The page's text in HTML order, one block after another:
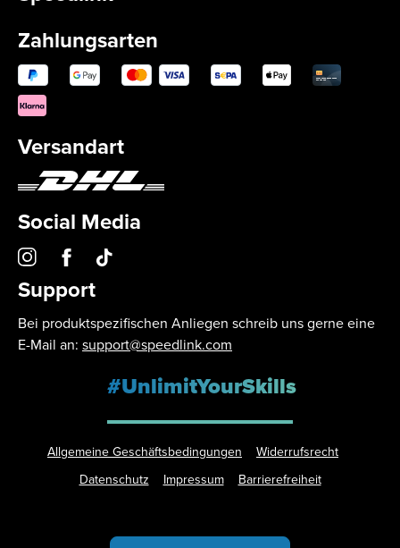
Zahlungsarten
Versandart
Social Media
Support
Bei produktspezifischen Anliegen schreib uns gerne eine
E-Mail an: support@speedlink.com
#UnlimitYourSkills
Allgemeine Geschäftsbedingungen
Widerrufsrecht
Datenschutz
Impressum Barrierefreiheit